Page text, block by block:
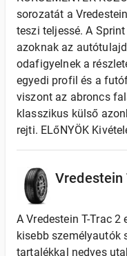
sorozatát a
teszi teljessé. A
azoknak az
odafigyelnek a
egyedi profil és a
viszont az abroncs
klasszikus külső
rejti. ELőNYÖK
Vredestein
A Vredestein T-Trac
kisebb személyautók
tartalékkal nedves